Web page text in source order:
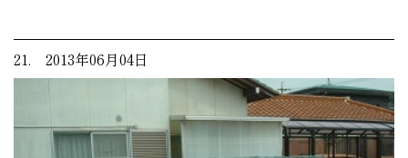
21. 2013年06月04日